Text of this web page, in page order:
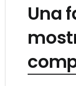
Una